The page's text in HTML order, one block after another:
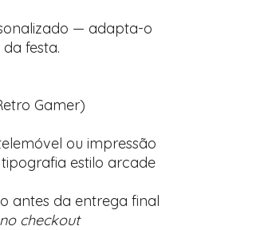
— adapta-o
festa.
Gamer)
ou impressão
estilo arcade
antes da entrega final
checkout